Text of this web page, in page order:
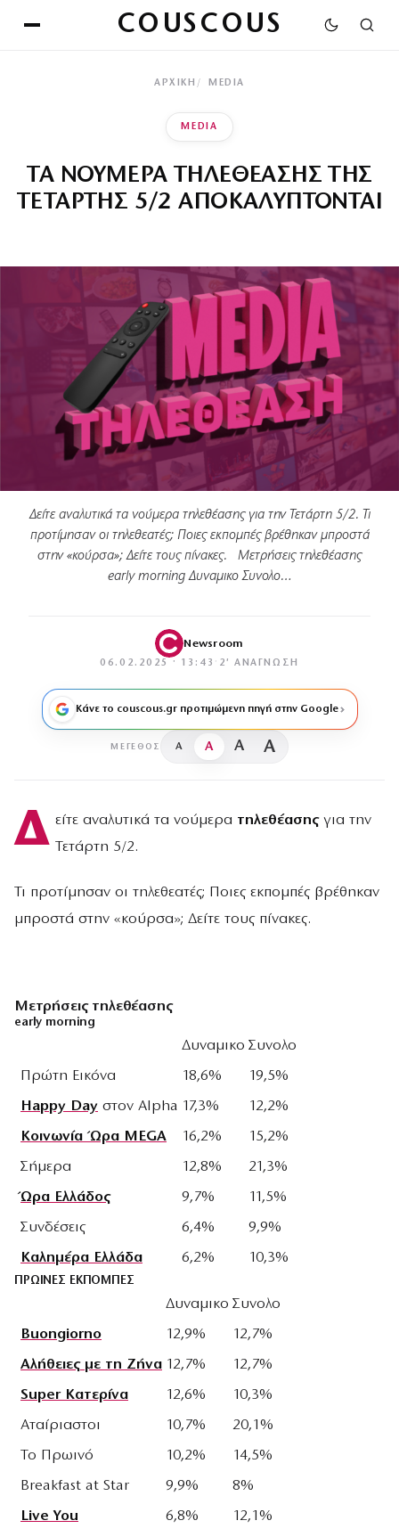
COUSCOUS
ΑΡΧΙΚΉ MEDIA
MEDIA
ΤΑ ΝΟΥΜΕΡΑ ΤΗΛΕΘΕΑΣΗΣ ΤΗΣ
ΤΕΤΑΡΤΗΣ 5/2 ΑΠΟΚΑΛΥΠΤΟΝΤΑΙ
Δείτε αναλυτικά τα νούμερα τηλεθέασης για την Τετάρτη 5/2. Τι
προτίμησαν οι τηλεθεατές; Ποιες εκπομπές βρέθηκαν μπροστά
στην «κούρσα»; Δείτε τους πίνακες. Μετρήσεις τηλεθέασης
early morning Δυναμικο Συνολο…
Newsroom
06.02.2025 · 13:43 · 2′ ΑΝΆΓΝΩΣΗ
Κάνε το couscous.gr προτιμώμενη πηγή στην Google
ΜΈΓΕΘΟΣ A A A A
Δ είτε αναλυτικά τα νούμερα τηλεθέασηςγια την
Τετάρτη 5/2.
Τι προτίμησαν οι τηλεθεατές; Ποιες εκπομπές βρέθηκαν
μπροστά στην «κούρσα»; Δείτε τους πίνακες.
Μετρήσεις τηλεθέασης
early morning
Δυναμικο Συνολο
Πρώτη Εικόνα
18,6%
19,5%
Happy Day στον Alpha 17,3%
12,2%
Κοινωνία Ώρα MEGA
16,2%
15,2%
Σήμερα
12,8%
21,3%
Ώρα Ελλάδος
9,7%
11,5%
Συνδέσεις
6,4%
9,9%
Καλημέρα Ελλάδα
6,2% 10,3%
ΠΡΩΙΝΕΣ ΕΚΠΟΜΠΕΣ
Δυναμικο Συνολο
Buongiorno
12,9%
12,7%
Αλήθειες με τη Ζήνα 12,7%
12,7%
Super Κατερίνα
12,6%
10,3%
Αταίριαστοι
10,7%
20,1%
Το Πρωινό
10,2%
14,5%
Breakfast at Star
9,9%
8%
Live You
6,8%
12,1%